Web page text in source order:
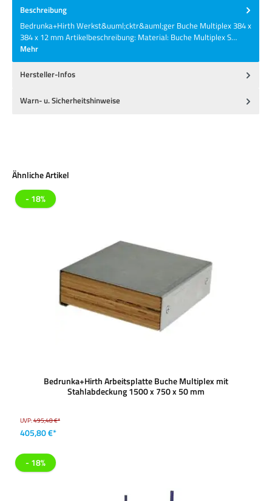
Beschreibung
Bedrunka+Hirth Werkst&uuml;cktr&auml;ger Buche Multiplex 384 x
384 x 12 mm Artikelbeschreibung: Material: Buche Multiplex S…
Mehr
Hersteller-Infos
Warn- u. Sicherheitshinweise
Produktgalerie überspringen
Ähnliche Artikel
- 18%
Bedrunka+Hirth Arbeitsplatte Buche Multiplex mit
Stahlabdeckung 1500 x 750 x 50 mm
UVP:495,48 €*
405,80 €*
- 18%